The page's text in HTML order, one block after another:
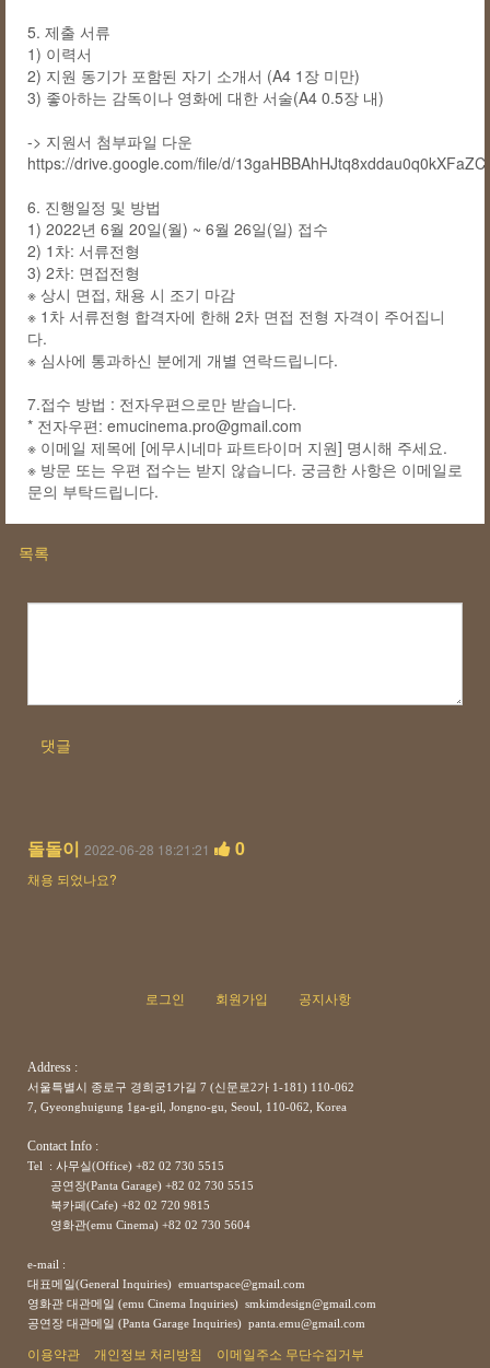
5. 제출 서류
1) 이력서
2) 지원 동기가 포함된 자기 소개서 (A4 1장 미만)
3) 좋아하는 감독이나 영화에 대한 서술(A4 0.5장 내)
-> 지원서 첨부파일 다운
https://drive.google.com/file/d/
6. 진행일정 및 방법
1) 2022년 6월 20일(월) ~ 6월 26일(일) 접수
2) 1차: 서류전형
3) 2차: 면접전형
※ 상시 면접, 채용 시 조기 마감
※ 1차 서류전형 합격자에 한해 2차 면접 전형 자격이 주어집니
다.
※ 심사에 통과하신 분에게 개별 연락드립니다.
7.접수 방법 : 전자우편으로만 받습니다.
* 전자우편: emucinema.pro@gmail.com
※ 이메일 제목에 [에무시네마 파트타이머 지원] 명시해 주세요.
※ 방문 또는 우편 접수는 받지 않습니다. 궁금한 사항은 이메일로
문의 부탁드립니다.
목록
댓글
돌돌이 2022-06-28 18:21:21 0
채용 되었나요?
로그인 회원가입 공지사항
Address :
서울특별시 종로구 경희궁1가길 7 (신문로2가 1-181) 110-062
7, Gyeonghuigung 1ga-gil, Jongno-gu, Seoul, 110-062, Korea
Contact Info :
Tel : 사무실(Office) +82 02 730 5515
공연장(Panta Garage) +82 02 730 5515
북카페(Cafe) +82 02 720 9815
영화관(emu Cinema) +82 02 730 5604
e-mail :
대표메일(General Inquiries) emuartspace@gmail.com
영화관 대관메일 (emu Cinema Inquiries) smkimdesign@gmail.com
공연장 대관메일 (Panta Garage Inquiries) panta.emu@gmail.com
이용약관 개인정보 처리방침
이메일주소 무단수집거부